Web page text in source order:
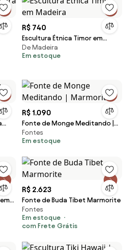
R$ 740
Escultura Étnica Timor em
Madeira
De Madeira
Em estoque
R$ 1.090
Fonte de Monge Meditando |
Marmorite
Fontes
Em estoque
R$ 2.623
Fonte de Buda Tibet Marmorite
Fontes
Em estoque
com Frete Grátis